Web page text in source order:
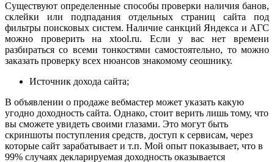
Существуют определенные способы проверки наличия банов,
склейки или подпадания отдельных страниц сайта под
фильтры поисковых систем. Наличие санкций Яндекса и АГС
можно проверить на xtool.ru. Если у вас нет времени
разбираться со всеми тонкостями самостоятельно, то можно
заказать проверку всех нюансов знакомому сеошнику.
Источник дохода сайта;
В объявлении о продаже вебмастер может указать какую
угодно доходность сайта. Однако, стоит верить лишь тому, что
вы сможете увидеть своими глазами. Это могут быть
скриншоты поступления средств, доступ к сервисам, через
которые сайт зарабатывает и т.п. Мой опыт показывает, что в
99% случаях декларируемая доходность оказывается